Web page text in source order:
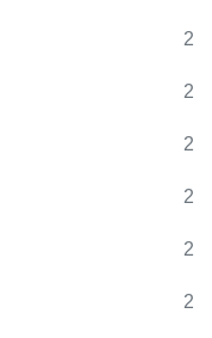
2
2
2
2
2
2